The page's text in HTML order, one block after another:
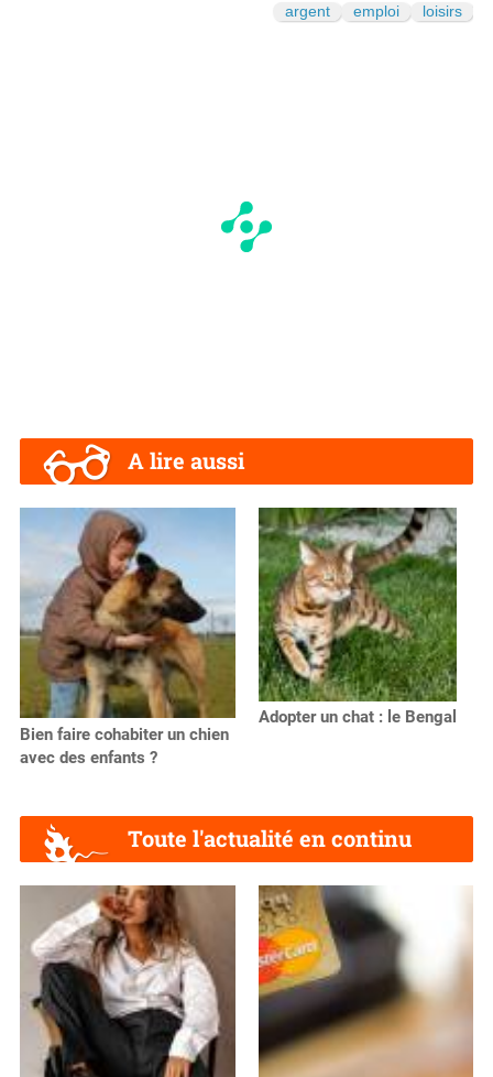
argent
emploi loisirs
A lire aussi
Bien faire cohabiter un chien
avec des enfants ?
Adopter un chat : le Bengal
Toute l'actualité en continu